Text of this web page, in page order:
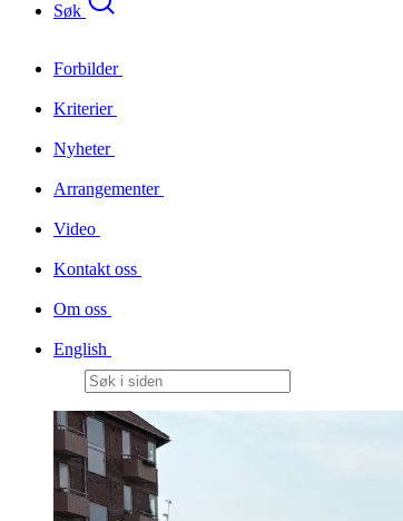
Søk
Forbilder
Kriterier
Nyheter
Arrangementer
Video
Kontakt oss
Om oss
English